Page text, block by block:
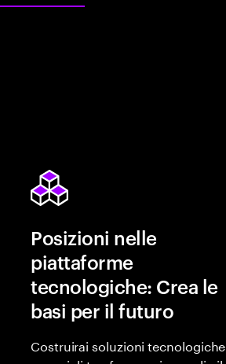
Posizioni nelle
piattaforme
tecnologiche: Crea le
basi per il futuro
Costruirai soluzioni tecnologiche